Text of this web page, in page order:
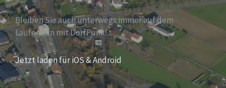
Bleiben Sie auch unterwegs immer auf dem
Laufenden mit DorfFunk!
Jetzt laden für iOS & Android